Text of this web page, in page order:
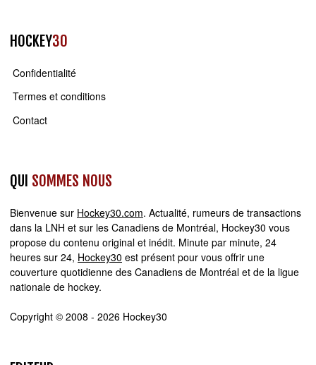
HOCKEY30
Confidentialité
Termes et conditions
Contact
QUI SOMMES NOUS
Bienvenue sur Hockey30.com. Actualité, rumeurs de transactions
dans la LNH et sur les Canadiens de Montréal, Hockey30 vous
propose du contenu original et inédit. Minute par minute, 24
heures sur 24, Hockey30 est présent pour vous offrir une
couverture quotidienne des Canadiens de Montréal et de la ligue
nationale de hockey.
Copyright © 2008 - 2026 Hockey30